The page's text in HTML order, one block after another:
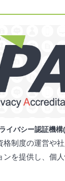
イバシー認証機構
格制度の運営や
ンを提供し、個